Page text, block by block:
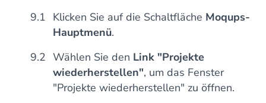
Klicken Sie auf die Schaltfläche Moqups-
Hauptmenü.
Wählen Sie den Link "Projekte
wiederherstellen", um das Fenster
"Projekte wiederherstellen" zu öffnen.